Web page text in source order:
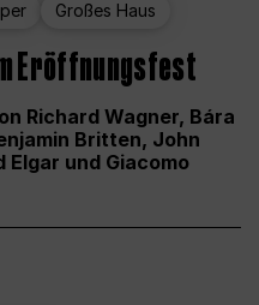
Großes Haus
Eröffnungsfest
Richard Wagner, Bára
Britten, John
Elgar und Giacomo